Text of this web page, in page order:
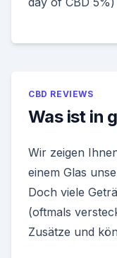
CBD REVIEWS
Was ist in
Wir zeigen
einem Glas
Doch viele
(oftmals
Zusätze und